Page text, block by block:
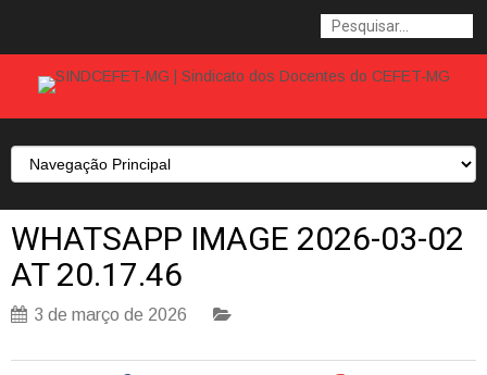
WHATSAPP IMAGE 2026-03-02
AT 20.17.46
3 de março de 2026